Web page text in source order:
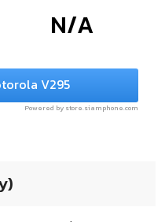
N/A
V295
Powered by store.siamphone.com